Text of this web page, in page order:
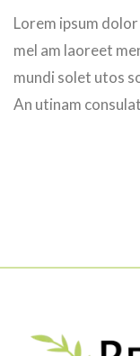
Lorem ipsum
mel am laoreet
mundi solet utos
An utinam